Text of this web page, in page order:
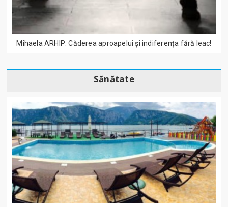
Mihaela ARHIP: Căderea aproapelui și indiferența fără leac!
Sănătate